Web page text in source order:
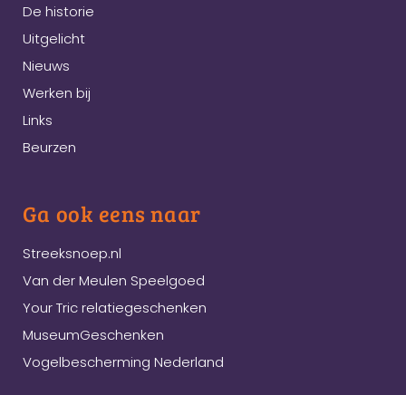
De historie
Uitgelicht
Nieuws
Werken bij
Links
Beurzen
Ga ook eens naar
Streeksnoep.nl
Van der Meulen Speelgoed
Your Tric relatiegeschenken
MuseumGeschenken
Vogelbescherming Nederland